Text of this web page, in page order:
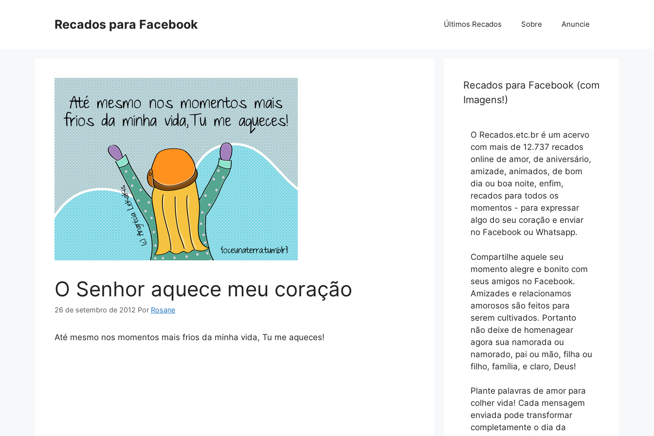
Recados para Facebook Últimos Recados Sobre Anuncie
O Senhor aquece meu coração
26 de setembro de 2012 Por Rosane
Até mesmo nos momentos mais frios da minha vida, Tu me aqueces!
Recados para Facebook (com
Imagens!)
O Recados.etc.br é um acervo
com mais de 12.737 recados
online de amor, de aniversário,
amizade, animados, de bom
dia ou boa noite, enfim,
recados para todos os
momentos - para expressar
algo do seu coração e enviar
no Facebook ou Whatsapp.
Compartilhe aquele seu
momento alegre e bonito com
seus amigos no Facebook.
Amizades e relacionamos
amorosos são feitos para
serem cultivados. Portanto
não deixe de homenagear
agora sua namorada ou
namorado, pai ou mão, filha ou
filho, família, e claro, Deus!
Plante palavras de amor para
colher vida! Cada mensagem
enviada pode transformar
completamente o dia da